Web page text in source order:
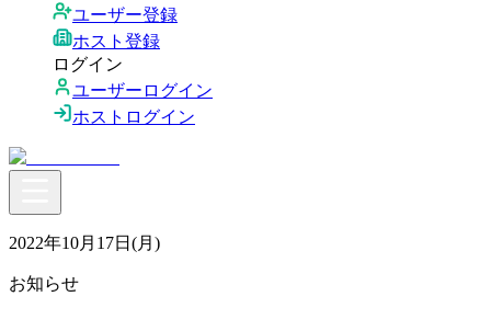
ユーザー登録
ホスト登録
ログイン
ユーザーログイン
ホストログイン
2022年10月17日(月)
お知らせ